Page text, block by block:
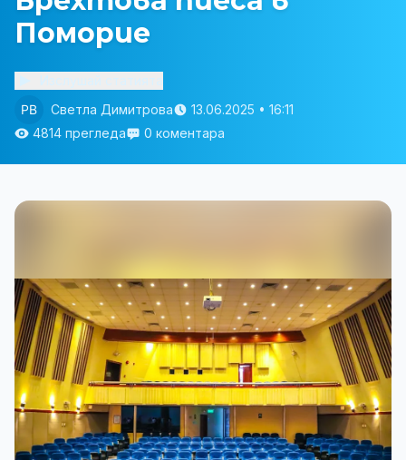
Поморие
Светла Димитрова
13.06.2025 • 16:11
4814 прегледа
0 коментара